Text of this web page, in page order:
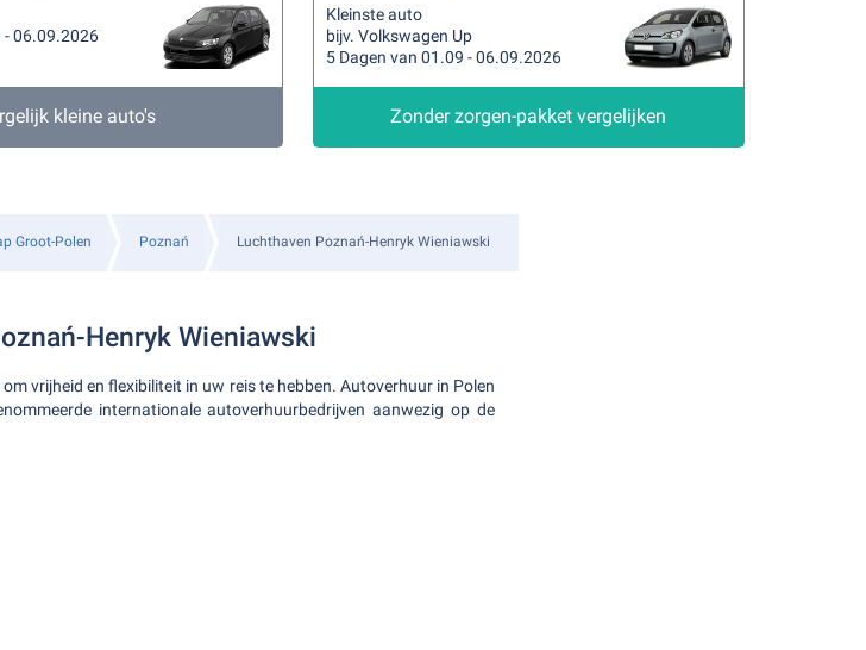
- 06.09.2026
kleine auto's
Kleinste auto
bijv. Volkswagen Up
5 Dagen van 01.09 - 06.09.2026
Zonder zorgen-pakket vergelijken
Groot-Polen Poznań Luchthaven Poznań-Henryk Wieniawski
Henryk Wieniawski
vrijheid en flexibiliteit in uw reis te hebben. Autoverhuur in Polen
internationale autoverhuurbedrijven aanwezig op de